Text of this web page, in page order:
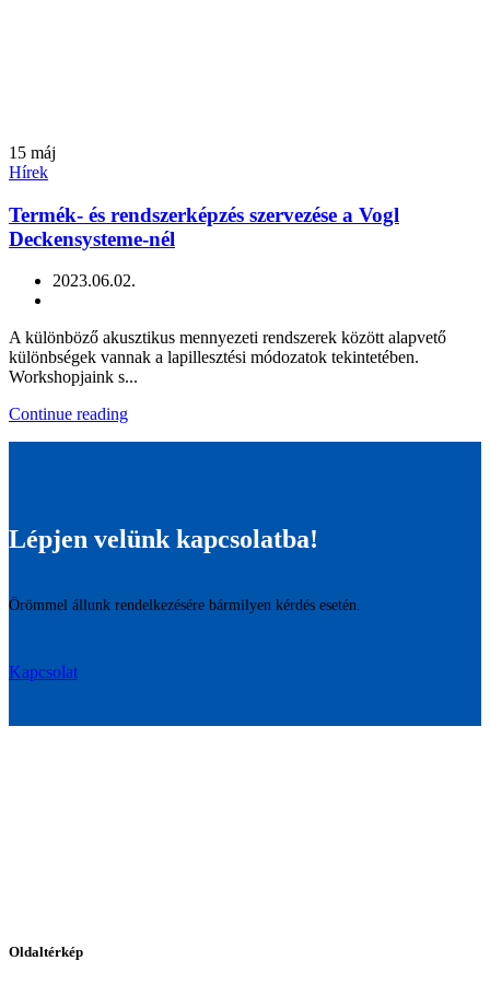
15 máj
Hírek
Termék- és rendszerképzés szervezése a Vogl
Deckensysteme-nél
2023.06.02.
A különböző akusztikus mennyezeti rendszerek között alapvető
különbségek vannak a lapillesztési módozatok tekintetében.
Workshopjaink s...
Continue reading
Lépjen velünk kapcsolatba!
Örömmel állunk rendelkezésére bármilyen kérdés esetén.
Kapcsolat
Oldaltérkép